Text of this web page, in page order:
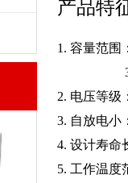
产品特
1. 容量范
2. 电压等级
3. 自放电小
4. 设计寿命
5. 工作温